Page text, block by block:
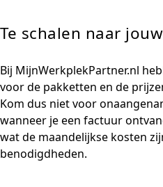
Te schalen naar
Bij MijnWerkplekPartner.nl
voor de pakketten en de
Kom dus niet voor
wanneer je een factuur
wat de maandelijkse kosten
benodigdheden.